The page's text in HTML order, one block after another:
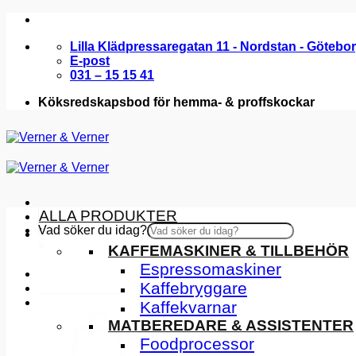
Skip
content
Lilla Klädpressaregatan 11 - Nordstan -
E-post
031 – 15 15 41
Köksredskapsbod för hemma- & proffskockar
Vad söker du idag?
ALLA PRODUKTER
KÖKSMASKINER
KAFFEMASKINER & TILLBEHÖR
Espressomaskiner
Kaffebryggare
Kaffekvarnar
MATBEREDARE & ASSISTENTER
Foodprocessor